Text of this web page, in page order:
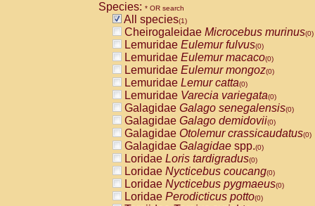
CebidaeCebus capucinus
CebidaeCebus nigrivittatus
CebidaeCebus spp.(0)
CebidaeSaimiri boliviensis(0)
CebidaeSaimiri sciureus(0)
AtelidaeAlouatta caraya(0)
AtelidaeAlouatta fusca(0)
AtelidaeAlouatta seniculus(0)
AtelidaeAlouattaspp.(0)
AtelidaeAteles belzebuth(0)
AtelidaeAteles geoffroyi(0)
AtelidaeAteles paniscus(0)
AtelidaeAtelesspp.(0)
AtelidaeLagothrix lagothricha(0)
AtelidaeLagothrix lagothricha cana
PitheciidaeCacajao calvus
Species: * OR search
All species(1)
Cheirogaleidae Microcebus murinus(0)
Lemuridae Eulemur fulvus(0)
Lemuridae Eulemur macaco(0)
Lemuridae Eulemur mongoz(0)
Lemuridae Lemur catta(0)
Lemuridae Varecia variegata(0)
Galagidae Galago senegalensis(0)
Galagidae Galago demidovii(0)
Galagidae Otolemur crassicaudatus(0)
Galagidae Galagidae spp.(0)
Loridae Loris tardigradus(0)
Loridae Nycticebus coucang(0)
Loridae Nycticebus pygmaeus(0)
Loridae Perodicticus potto(0)